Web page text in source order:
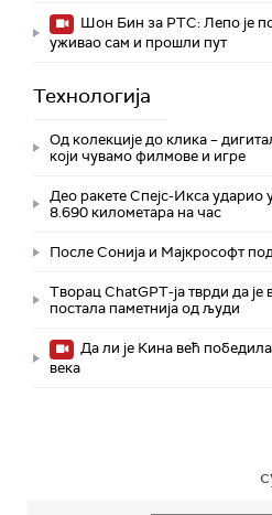
Шон Бин за РТС: Лепо је
уживао сам и прошли пут
Технологијa
Од колекције до клика –
који чувамо филмове и игре
Део ракете Спејс-Икса
8.690 километара на час
После Сонија и Мајкрософт
Творац ChatGPT-ја тврди да је
постала паметнија од људи
Да ли је Кина већ
века